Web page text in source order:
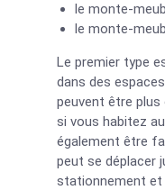
le monte-
le monte-
Le premier type
dans des
peuvent être plus
si vous habitez
également être
peut se déplacer
stationnement et